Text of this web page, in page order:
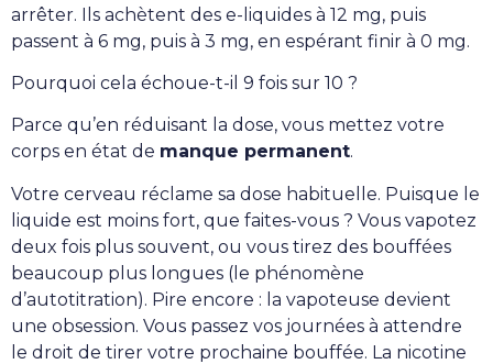
arrêter. Ils achètent des e-liquides à 12 mg, puis
passent à 6 mg, puis à 3 mg, en espérant finir à 0 mg.
Pourquoi cela échoue-t-il 9 fois sur 10 ?
Parce qu’en réduisant la dose, vous mettez votre
corps en état de manque permanent.
Votre cerveau réclame sa dose habituelle. Puisque le
liquide est moins fort, que faites-vous ? Vous vapotez
deux fois plus souvent, ou vous tirez des bouffées
beaucoup plus longues (le phénomène
d’autotitration). Pire encore : la vapoteuse devient
une obsession. Vous passez vos journées à attendre
le droit de tirer votre prochaine bouffée. La nicotine